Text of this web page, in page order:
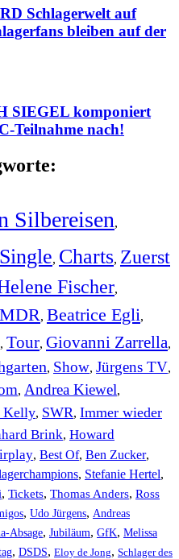
Schlagerwelt auf
bleiben auf der
SIEGEL komponiert
Teilnahme nach!
Silbereisen,
, Charts, Zuerst
Fischer,
MDR, Beatrice Egli,
, Tour, Giovanni Zarrella,
, Show, Jürgens TV,
, Andrea Kiewel,
Kelly, SWR, Immer wieder
Brink, Howard
, Best Of, Ben Zucker,
, Stefanie Hertel,
, Tickets, Thomas Anders, Ross
, Udo Jürgens, Andreas
Absage, Jubiläum, GfK, Melissa
, DSDS, Eloy de Jong, Schlager des